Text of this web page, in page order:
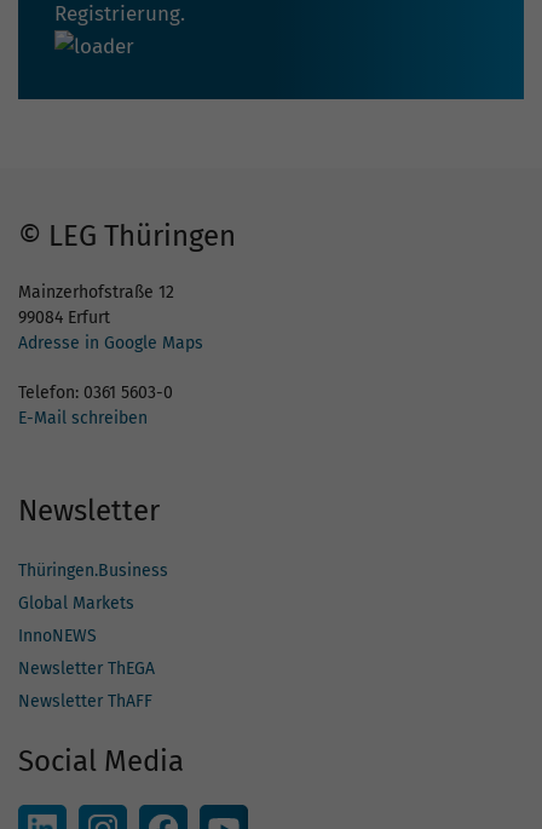
Registrierung.
© LEG Thüringen
Mainzerhofstraße 12
99084 Erfurt
Adresse in Google Maps
Telefon: 0361 5603-0
E-Mail schreiben
Newsletter
Thüringen.Business
Global Markets
InnoNEWS
Newsletter ThEGA
Newsletter ThAFF
Social Media